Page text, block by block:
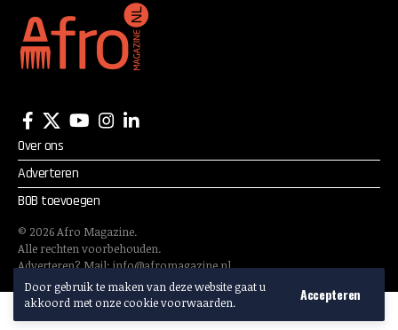
Door gebruik te maken van deze website gaat u
akkoord met onze cookie voorwaarden.
Accepteren
Over ons
Adverteren
BOB toevoegen
© 2026Afro Magazine.
Alle rechten voorbehouden.
Adverteren? Mail:info@afromagazine.nl